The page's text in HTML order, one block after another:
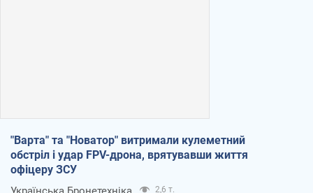
"Варта" та "Новатор" витримали кулеметний
обстріл і удар FPV-дрона, врятувавши життя
офіцеру ЗСУ
2,6 т.